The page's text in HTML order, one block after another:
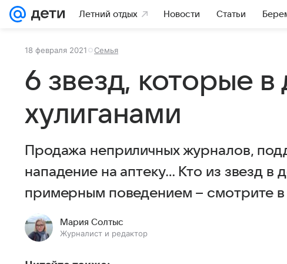
Летний отдых Новости Статьи
18 февраля 2021 Семья
6 звезд, которые в
хулиганами
Продажа неприличных журналов,
нападение на аптеку… Кто из звезд в
примерным поведением – смотрите в
Мария Солтыс
Журналист и редактор